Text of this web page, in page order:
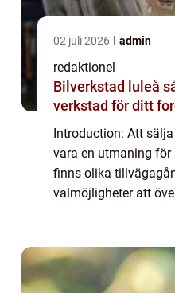
02 juli 2026 admin
redaktionel
Bilverkstad luleå så hittar du rätt
verkstad för ditt
Introduction: Att
vara en utmaning
finns olika
valmöjligheter att
guid...